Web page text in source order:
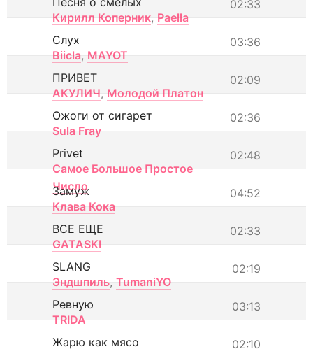
02:33
Кирилл Коперник, Paella
03:36
Слух
Biicla, MAYOT
02:09
ПРИВЕТ
АКУЛИЧ, Молодой Платон
02:36
Ожоги от сигарет
Sula Fray
02:48
Privet
Самое Большое Простое
Число
04:52
Замуж
Клава Кока
02:33
ВСЕ ЕЩЕ
GATASKI
02:19
SLANG
Эндшпиль, TumaniYO
03:13
Ревную
TRIDA
02:10
Жарю как мясо